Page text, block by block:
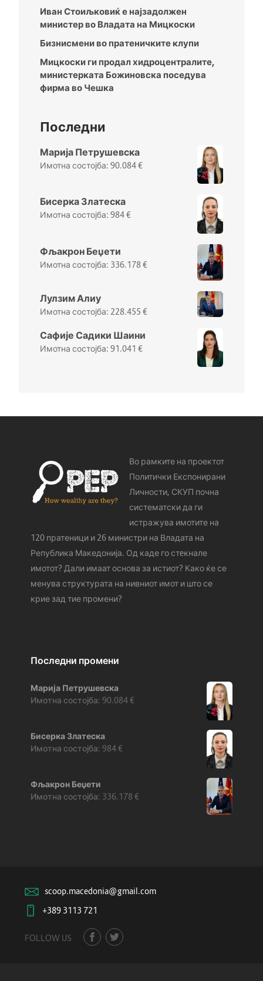
Иван Стоиљковиќ е најзадолжен
министер во Владата на Мицкоски
Бизнисмени во пратеничките клупи
Мицкоски ги продал хидроцентралите,
министерката Божиновска поседува
фирма во Чешка
Последни
Марија Петрушевска
90.084€
Бисерка Златеска
984€
Фљакрон Беџети
336.178€
Лулзим Алиу
228.455 €
Сафије Садики Шаини
91.041 €
Во рамките на проектот
Политички Експонирани
Личности, СКУП почна
систематски да ги
истражува имотите на
120 пратеници и 26 министри на Владата на
Република Македонија. Од каде го стeкнале
имотот? Дали имаат основа за истиот? Како ќе се
менува структурата на нивниот имот и што се
крие зад тие промени?
Последни промени
Марија Петрушевска
90.084€
Бисерка Златеска
984€
Фљакрон Беџети
336.178 €
scoop.macedonia@gmail.com
+389 3113 721
FOLLOW US